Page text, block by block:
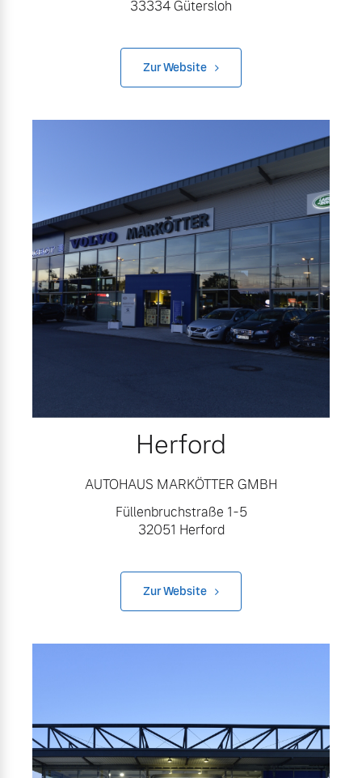
33334 Gütersloh
Zur Website
Herford
AUTOHAUS MARKÖTTER GMBH
Füllenbruchstraße 1-5
32051 Herford
Zur Website